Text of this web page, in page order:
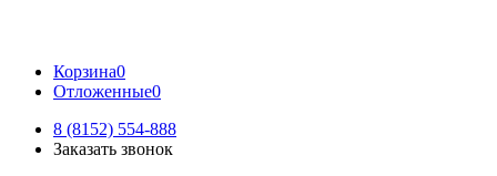
Корзина0
Отложенные0
8 (8152) 554-888
Заказать звонок